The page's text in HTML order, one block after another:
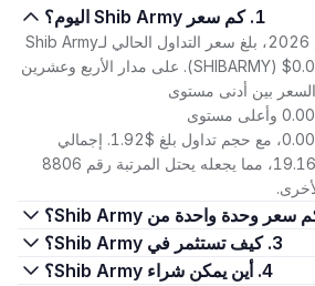
1. كم سعر Shib Army اليوم؟
اعتبارًا من 7 أغسطس 2026، بلغ سعر التداول الحالي لـShib Army
(SHIBARMY) $0.000000000191604. على مدار الأربع وعشرين
بين أدنى مستوى
$0.000000000191014 وأعلى مستوى
$0.000000000191917، مع حجم تداول بلغ $1.92. إجمالي
القيمة السوقية هو $19.16K، مما يجعله يحتل المرتبة رقم 8806
3. كيف تستثمر في Shib Army؟
4. أين يمكن شراء Shib Army؟